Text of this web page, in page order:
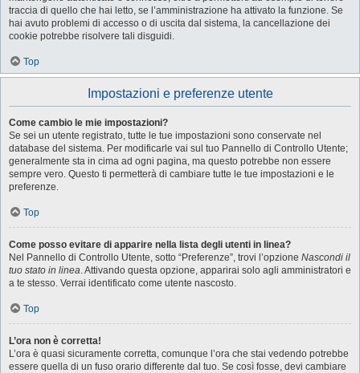
traccia di quello che hai letto, se l’amministrazione ha attivato la funzione. Se
hai avuto problemi di accesso o di uscita dal sistema, la cancellazione dei
cookie potrebbe risolvere tali disguidi.
Top
Impostazioni e preferenze utente
Come cambio le mie impostazioni?
Se sei un utente registrato, tutte le tue impostazioni sono conservate nel
database del sistema. Per modificarle vai sul tuo Pannello di Controllo Utente;
generalmente sta in cima ad ogni pagina, ma questo potrebbe non essere
sempre vero. Questo ti permetterà di cambiare tutte le tue impostazioni e le
preferenze.
Top
Come posso evitare di apparire nella lista degli utenti in linea?
Nel Pannello di Controllo Utente, sotto “Preferenze”, trovi l’opzione Nascondi il
tuo stato in linea. Attivando questa opzione, apparirai solo agli amministratori e
a te stesso. Verrai identificato come utente nascosto.
Top
L’ora non è corretta!
L’ora è quasi sicuramente corretta, comunque l’ora che stai vedendo potrebbe
essere quella di un fuso orario differente dal tuo. Se così fosse, devi cambiare